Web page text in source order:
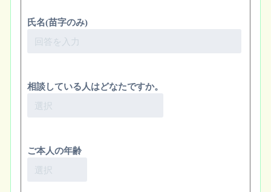
氏名(苗字のみ)
相談している人はどなたですか。
ご本人の年齢